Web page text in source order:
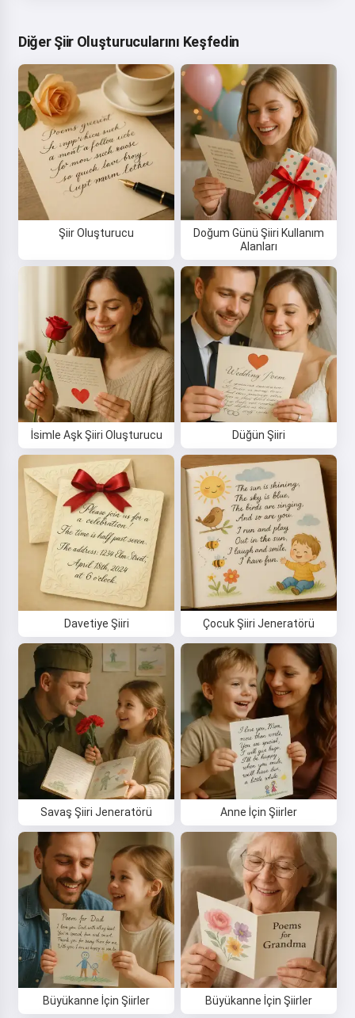
Diğer Şiir Oluşturucularını Keşfedin
Şiir Oluşturucu
Doğum Günü Şiiri Kullanım
Alanları
İsimle Aşk Şiiri Oluşturucu Düğün Şiiri
Davetiye Şiiri Çocuk Şiiri Jeneratörü
Savaş Şiiri Jeneratörü Anne İçin Şiirler
Büyükanne İçin Şiirler Büyükanne İçin Şiirler